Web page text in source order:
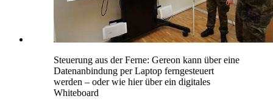
Steuerung aus der Ferne: Gereon kann über eine
Datenanbindung per Laptop ferngesteuert
werden – oder wie hier über ein digitales
Whiteboard